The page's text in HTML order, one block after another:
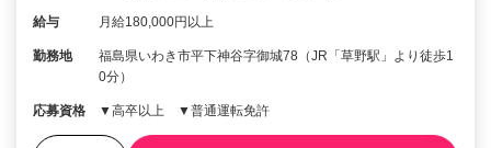
給与 月給180,000円以上
勤務地
福島県いわき市平下神谷字御城78（JR「草野駅」より徒歩1
0分）
応募資格 ▼高卒以上 ▼普通運転免許